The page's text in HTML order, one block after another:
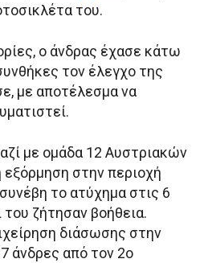
του.
ο άνδρας έχασε κάτω
τον έλεγχο της
με αποτέλεσμα να
με ομάδα 12 Αυστριακών
εξόρμηση στην περιοχή
το ατύχημα στις 6
του ζήτησαν βοήθεια.
διάσωσης στην
άνδρες από τον 2ο